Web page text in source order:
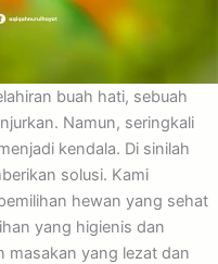
buah hati, sebuah
Namun, seringkali
kendala. Di sinilah
solusi. Kami
hewan yang sehat
yang higienis dan
masakan yang lezat dan